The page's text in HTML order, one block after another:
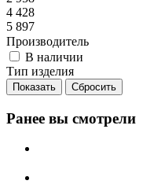
4 428
5 897
Производитель
В наличии
Тип изделия
Сбросить
Ранее вы смотрели